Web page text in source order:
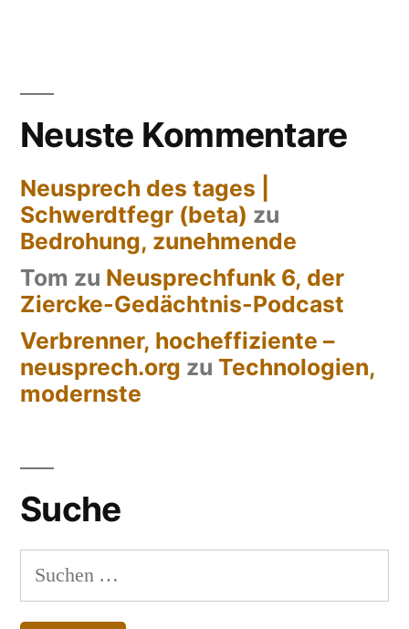
Neuste Kommentare
Neusprech des tages |
Schwerdtfegr (beta) zu
Bedrohung, zunehmende
Tom zu Neusprechfunk 6, der
Ziercke-Gedächtnis-Podcast
Verbrenner, hocheffiziente –
neusprech.org zu Technologien,
modernste
Suche
Suchen
nach: